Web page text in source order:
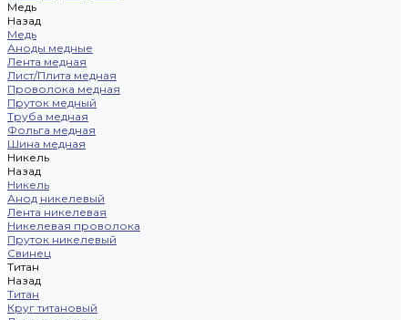
Медь
Назад
Медь
Аноды медные
Лента медная
Лист/Плита медная
Проволока медная
Пруток медный
Труба медная
Фольга медная
Шина медная
Никель
Назад
Никель
Анод никелевый
Лента никелевая
Никелевая проволока
Пруток никелевый
Свинец
Титан
Назад
Титан
Круг титановый